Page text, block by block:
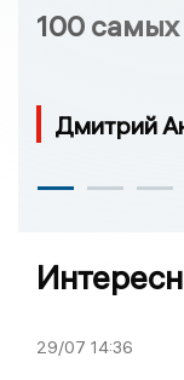
100
Дмитрий
29/07 14:36